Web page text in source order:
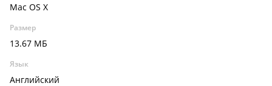
Mac OS X
Размер
13.67 МБ
Язык
Английский